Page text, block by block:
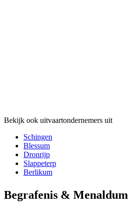
Bekijk ook uitvaartondernemers uit
Schingen
Blessum
Dronrijp
Slappeterp
Berlikum
Begrafenis & Menaldum